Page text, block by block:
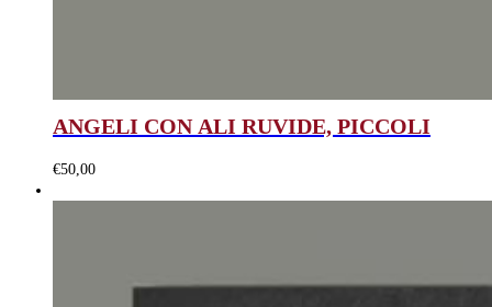
ANGELI CON ALI RUVIDE, PICCOLI
€50,00